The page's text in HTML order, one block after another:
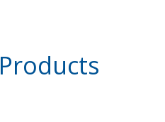
Products